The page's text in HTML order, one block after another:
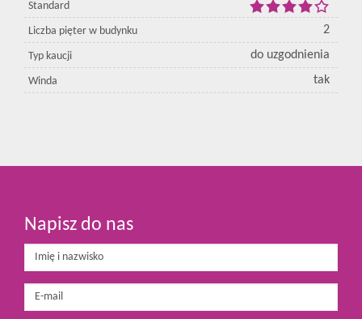
Standard
Liczba pięter w budynku 2
Typ kaucji do uzgodnienia
Winda tak
Napisz do nas